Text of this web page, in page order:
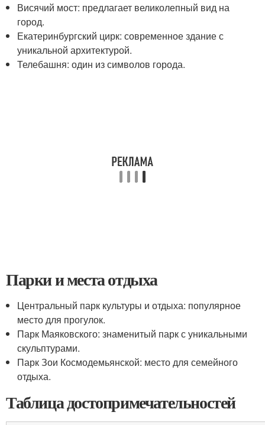
Висячий мост: предлагает великолепный вид на
город.
Екатеринбургский цирк: современное здание с
уникальной архитектурой.
Телебашня: один из символов города.
Парки и места отдыха
Центральный парк культуры и отдыха: популярное
место для прогулок.
Парк Маяковского: знаменитый парк с уникальными
скульптурами.
Парк Зои Космодемьянской: место для семейного
отдыха.
Таблица достопримечательностей